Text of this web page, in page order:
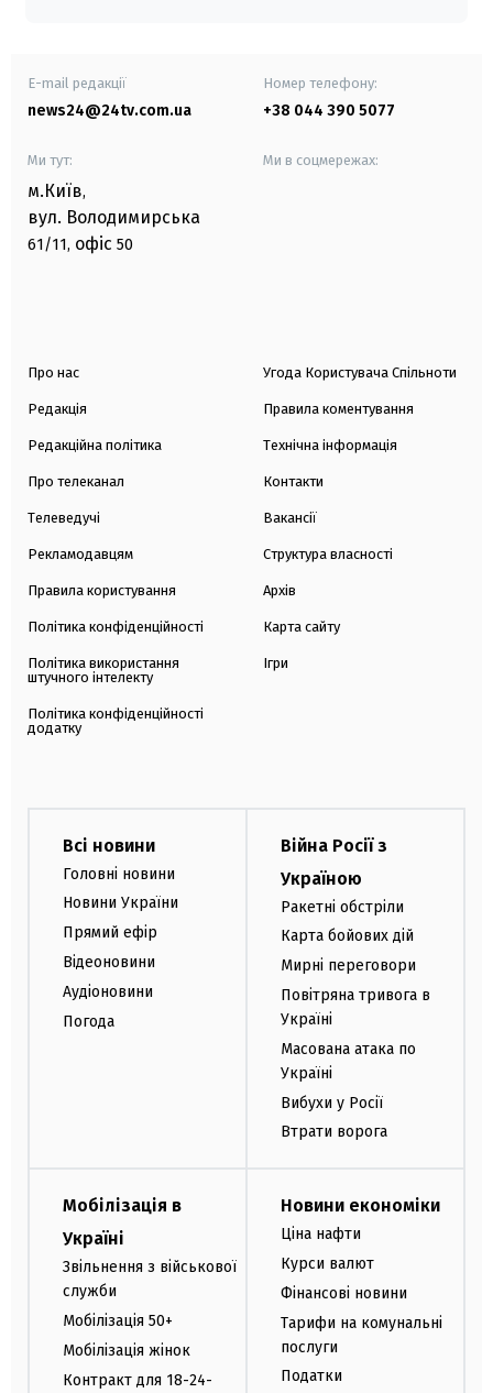
E-mail редакції
news24@24tv.com.ua
Номер телефону:
+38 044 390 5077
Ми тут:
м.Київ,
вул. Володимирська
61/11, офіс 50
Ми в соцмережах:
Про нас
Редакція
Редакційна політика
Про телеканал
Телеведучі
Рекламодавцям
Правила користування
Політика конфіденційності
Політика використання
штучного інтелекту
Політика конфіденційності
додатку
Угода Користувача Спільноти
Правила коментування
Технічна інформація
Контакти
Вакансії
Структура власності
Архів
Карта сайту
Ігри
Всі новини
Головні новини
Новини України
Прямий ефір
Відеоновини
Аудіоновини
Погода
Війна Росії з
Україною
Ракетні обстріли
Карта бойових дій
Мирні переговори
Повітряна тривога в
Україні
Масована атака по
Україні
Вибухи у Росії
Втрати ворога
Мобілізація в
Україні
Звільнення з військової
служби
Мобілізація 50+
Мобілізація жінок
Контракт для 18-24-
Новини економіки
Ціна нафти
Курси валют
Фінансові новини
Тарифи на комунальні
послуги
Податки